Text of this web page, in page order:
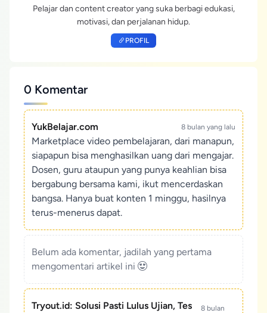
Pelajar dan content creator yang suka berbagi edukasi,
motivasi, dan perjalanan hidup.
PROFIL
0 Komentar
YukBelajar.com 8 bulan yang lalu
Marketplace video pembelajaran, dari manapun,
siapapun bisa menghasilkan uang dari mengajar.
Dosen, guru ataupun yang punya keahlian bisa
bergabung bersama kami, ikut mencerdaskan
bangsa. Hanya buat konten 1 minggu, hasilnya
terus-menerus dapat.
Belum ada komentar, jadilah yang pertama
mengomentari artikel ini
Tryout.id: Solusi Pasti Lulus Ujian, Tes
8 bulan